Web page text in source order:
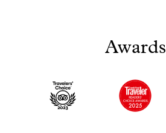
Awards